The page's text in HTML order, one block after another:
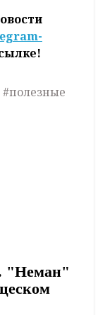
#полезные
"Неман"